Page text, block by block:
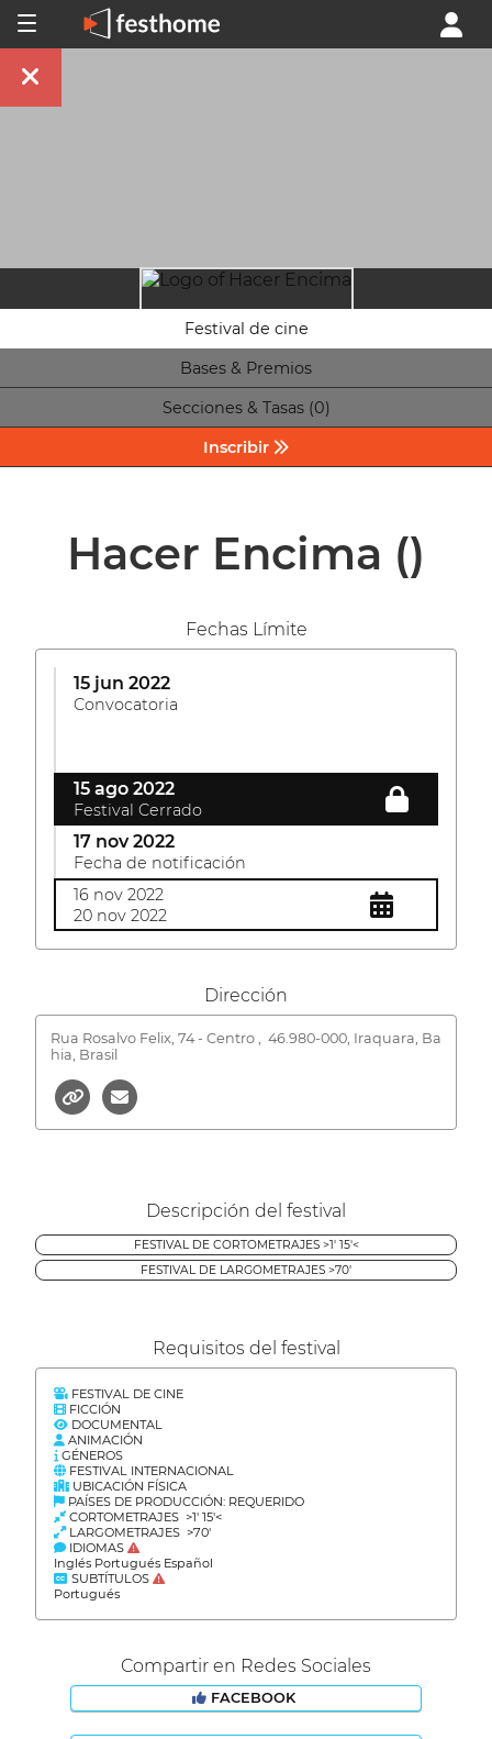
Festival de cine
Bases & Premios
Secciones & Tasas (0)
Inscribir
Hacer Encima ()
Fechas Límite
15 jun 2022
Convocatoria
15 ago 2022
Festival Cerrado
17 nov 2022
Fecha de notificación
16 nov 2022
20 nov 2022
Dirección
Rua Rosalvo Felix, 74 - Centro ,
46.980-000, Iraquara, Ba
hia, Brasil
Descripción del festival
FESTIVAL DE CORTOMETRAJES >1' 15'<
FESTIVAL DE LARGOMETRAJES >70'
Requisitos del festival
FESTIVAL DE CINE
FICCIÓN
DOCUMENTAL
ANIMACIÓN
GÉNEROS
FESTIVAL INTERNACIONAL
UBICACIÓN FÍSICA
PAÍSES DE PRODUCCIÓN: REQUERIDO
CORTOMETRAJES >1' 15'<
LARGOMETRAJES >70'
IDIOMAS
Inglés Portugués Español
SUBTÍTULOS
Portugués
Compartir en Redes Sociales
FACEBOOK